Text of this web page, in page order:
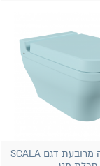
אסלה תלויה מרובעת דגם SCALA